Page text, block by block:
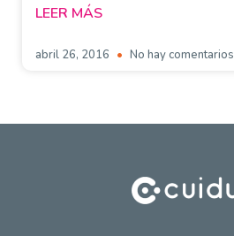
LEER MÁS
abril 26, 2016 No hay comentarios